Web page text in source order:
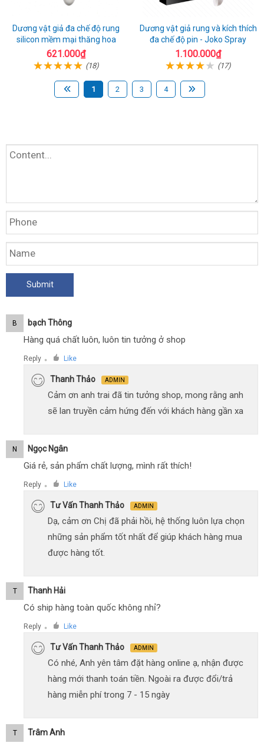
Dương vật giả đa chế độ rung
silicon mềm mại thăng hoa
621.000₫
(18)
Dương vật giả rung và kích thích
đa chế độ pin - Joko Spray
1.100.000₫
(17)
1 2 3 4
B Bạch Thông
Hàng quá chất luôn, luôn tin tưởng ở shop
Reply ● Like
Thanh Thảo ADMIN
Cảm ơn anh trai đã tin tưởng shop, mong rằng anh
sẽ lan truyền cảm hứng đến với khách hàng gần xa
N Ngọc Ngân
Giá rẻ, sản phẩm chất lượng, mình rất thích!
Reply ● Like
Tư Vấn Thanh Thảo ADMIN
Dạ, cảm ơn Chị đã phải hồi, hệ thống luôn lựa chọn
những sản phẩm tốt nhất để giúp khách hàng mua
được hàng tốt.
T Thanh Hải
Có ship hàng toàn quốc không nhỉ?
Reply ● Like
Tư Vấn Thanh Thảo ADMIN
Có nhé, Anh yên tâm đặt hàng online ạ, nhận được
hàng mới thanh toán tiền. Ngoài ra được đổi/trả
hàng miễn phí trong 7 - 15 ngày
T Trâm Anh